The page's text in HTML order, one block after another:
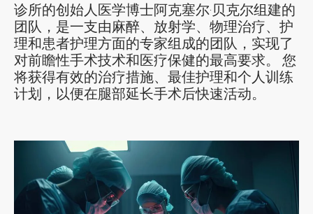
诊所的创始人医学博士阿克塞尔·贝克尔组建的
团队，是一支由麻醉、放射学、物理治疗、护
理和患者护理方面的专家组成的团队，实现了
对前瞻性手术技术和医疗保健的最高要求。 您
将获得有效的治疗措施、最佳护理和个人训练
计划，以便在腿部延长手术后快速活动。